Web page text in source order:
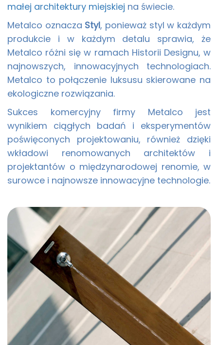
małej architektury miejskiej na świecie.
Metalco oznacza Styl, ponieważ styl w każdym
produkcie i w każdym detalu sprawia, że
Metalco różni się w ramach Historii Designu, w
najnowszych, innowacyjnych technologiach.
Metalco to połączenie luksusu skierowane na
ekologiczne rozwiązania.
Sukces komercyjny firmy Metalco jest
wynikiem ciągłych badań i eksperymentów
poświęconych projektowaniu, również dzięki
wkładowi renomowanych architektów i
projektantów o międzynarodowej renomie, w
surowce i najnowsze innowacyjne technologie.